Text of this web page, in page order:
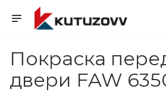
Покраска
двери FAW